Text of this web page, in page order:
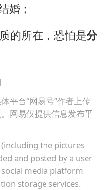
婚；
的所在，恐怕是分
平台“网易号”作者上传
网易仅提供信息发布平
the pictures
and posted by a user
social media platform
storage services.